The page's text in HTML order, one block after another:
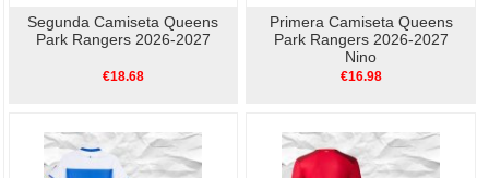
Segunda Camiseta Queens
Park Rangers 2026-2027
€18.68
Primera Camiseta Queens
Park Rangers 2026-2027
Nino
€16.98